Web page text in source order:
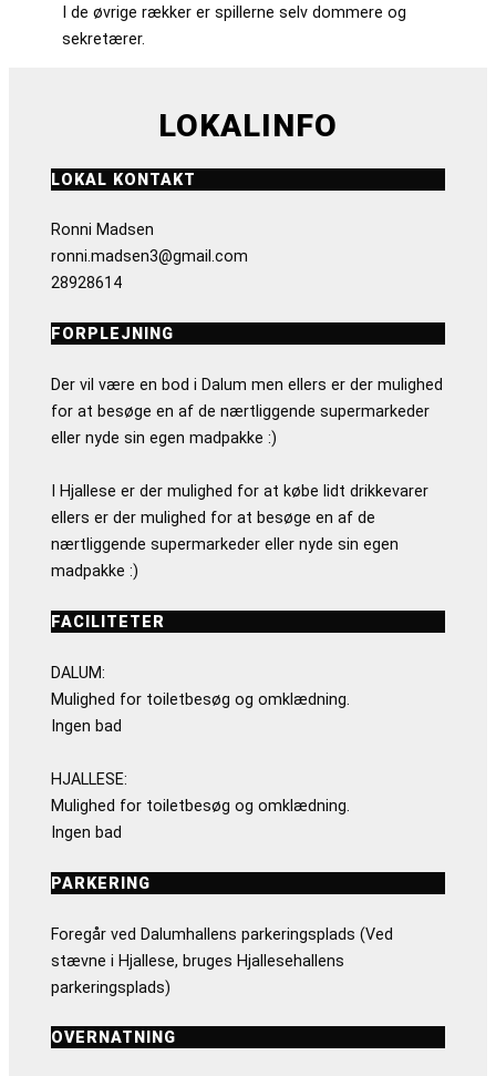
I de øvrige rækker er spillerne selv dommere og
sekretærer.
LOKALINFO
LOKAL KONTAKT
Ronni Madsen
ronni.madsen3@gmail.com
28928614
FORPLEJNING
Der vil være en bod i Dalum men ellers er der mulighed
for at besøge en af de nærtliggende supermarkeder
eller nyde sin egen madpakke :)
I Hjallese er der mulighed for at købe lidt drikkevarer
ellers er der mulighed for at besøge en af de
nærtliggende supermarkeder eller nyde sin egen
madpakke :)
FACILITETER
DALUM:
Mulighed for toiletbesøg og omklædning.
Ingen bad
HJALLESE:
Mulighed for toiletbesøg og omklædning.
Ingen bad
PARKERING
Foregår ved Dalumhallens parkeringsplads (Ved
stævne i Hjallese, bruges Hjallesehallens
parkeringsplads)
OVERNATNING